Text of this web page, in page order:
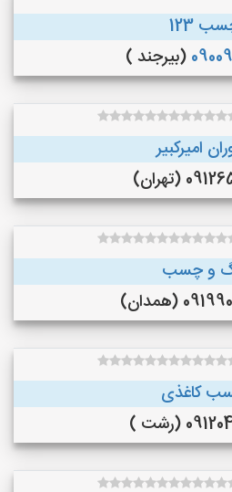
123
(بیرجند )
امیرکبیر
(تهران)
و چسب
(همدان)
کاغذی
(رشت )